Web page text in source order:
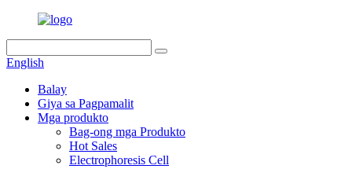
English
Balay
Giya sa Pagpamalit
Mga produkto
Bag-ong mga Produkto
Hot Sales
Electrophoresis Cell